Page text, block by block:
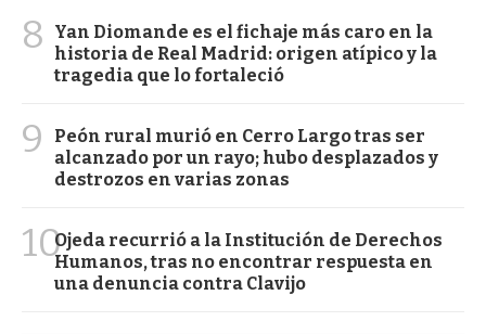
8
Yan Diomande es el fichaje más caro en la
historia de Real Madrid: origen atípico y la
tragedia que lo fortaleció
9
Peón rural murió en Cerro Largo tras ser
alcanzado por un rayo; hubo desplazados y
destrozos en varias zonas
10Ojeda recurrió a la Institución de Derechos
Humanos, tras no encontrar respuesta en
una denuncia contra Clavijo